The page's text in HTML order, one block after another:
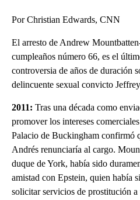
Por Christian Edwards, CNN
El arresto de Andrew
cumpleaños número 66, es el
controversia de años de duración
delincuente sexual convicto
2011: Tras una década como
promover los intereses
Palacio de Buckingham confirmó
Andrés renunciaría al cargo.
duque de York, había sido
amistad con Epstein, quien había
solicitar servicios de prostitución a